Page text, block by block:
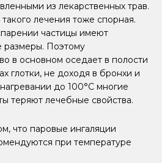
из лекарственных трав.
такого лечения тоже спорная.
частицы имеют
размеры. Поэтому
в основном оседает в полости
глотки, не доходя в бронхи и
до 100°С многие
теряют лечебные свойства.
что паровые ингаляции
при температуре